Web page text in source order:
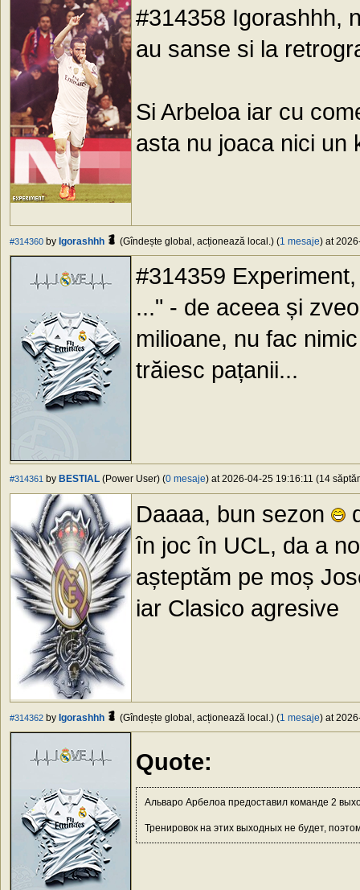
#314358 Igorashhh,
au sanse si la
Si Arbeloa iar cu
asta nu joaca nici un
#314360 by Igorashhh (Gîndește global, acționează local.) (1 mesaje) at
#314359
..." - de aceea și
milioane, nu fac
trăiesc pațanii...
#314361 by BESTIAL (Power User) (0 mesaje) at 2026-04-25 19:16:11 (14
Daaaa, bun sezon
în joc în UCL, da a
așteptăm pe moș
iar Clasico agresive
#314362 by Igorashhh (Gîndește global, acționează local.) (1 mesaje) at
Quote:
Альваро Арбелоа предоставил команде 2
Тренировок на этих выходных не будет,